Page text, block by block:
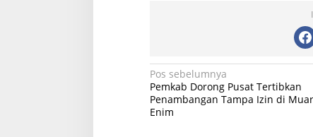
Navigasi
pos
Pos sebelumnya
Pemkab Dorong Pusat Tertibkan
Penambangan Tampa Izin di
Enim